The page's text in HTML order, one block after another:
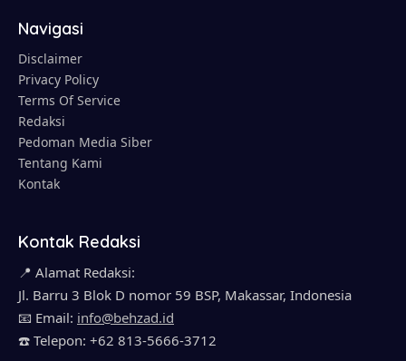
Navigasi
Disclaimer
Privacy Policy
Terms Of Service
Redaksi
Pedoman Media Siber
Tentang Kami
Kontak
Kontak Redaksi
📍 Alamat Redaksi:
Jl. Barru 3 Blok D nomor 59 BSP, Makassar, Indonesia
📧 Email: info@behzad.id
☎️ Telepon: +62 813-5666-3712